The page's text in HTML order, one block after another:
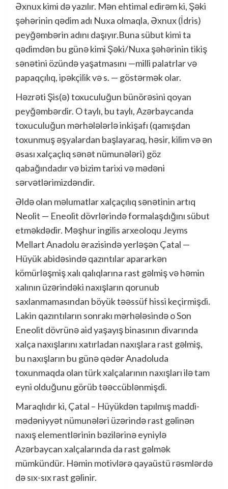
Əxnux kimi də yazılır. Mən ehtimal edirəm ki, Şəki
şəhərinin qədim adı Nuxa olmaqla, Əxnux (İdris)
peyğəmbərin adını daşıyır.Buna sübut kimi ta
qədimdən bu günə kimi Şəki/Nuxa şəhərinin tikiş
sənətini özündə yaşatmasını —milli palatrlar və
papaqçılıq, ipəkçilik və s. — göstərmək olar.
Həzrəti Şis(ə) toxuculuğun bünörəsini qoyan
peyğəmbərdir. O taylı, bu taylı, Azərbaycanda
toxuculuğun mərhələlərlə inkişafı (qamışdan
toxunmuş əşyalardan başlayaraq, həsir, kilim və ən
əsası xalçaçlıq sənət nümunələri) göz
qabağındadır və bizim tarixi və mədəni
sərvətlərimizdəndir.
Əldə olan məlumatlar xalçaçılıq sənətinin artıq
Neolit — Eneolit dövrlərində formalaşdığını sübut
etməkdədir. Məşhur ingilis arxeoloqu Jeyms
Mellart Anadolu ərazisində yerləşən Çatal —
Hüyük abidəsində qazıntılar apararkən
kömürləşmiş xalı qalıqlarına rast gəlmiş və həmin
xalının üzərindəki naxışların qorunub
saxlanmamasından böyük təəssüf hissi keçirmişdi.
Lakin qazıntıların sonrakı mərhələsində o Son
Eneolit dövrünə aid yaşayış binasının divarında
xalça naxışlarını xatırladan naxışlara rast gəlmiş,
bu naxışların bu günə qədər Anadoluda
toxunmaqda olan türk xalçalarının naxışları ilə tam
eyni olduğunu görüb təəccüblənmişdi.
Maraqlıdır ki, Çatal – Hüyükdən tapılmış maddi-
mədəniyyət nümunələri üzərində rast gəlinən
naxış elementlərinin bəzilərinə eyniylə
Azərbaycan xalçalarında da rast gəlmək
mümkündür. Həmin motivlərə qayaüstü rəsmlərdə
də sıx-sıx rast gəlinir.